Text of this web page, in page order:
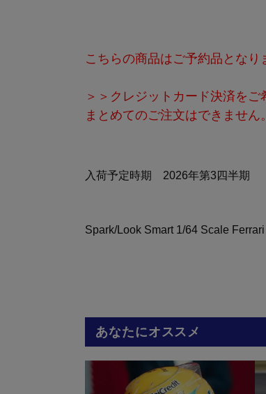
こちらの商品はご予約品となり
＞＞クレジットカード決済をご
まとめてのご注文はできません
入荷予定時期 2026年第3四半期
Spark/Look Smart 1/64 Scale
あなたにオススメ